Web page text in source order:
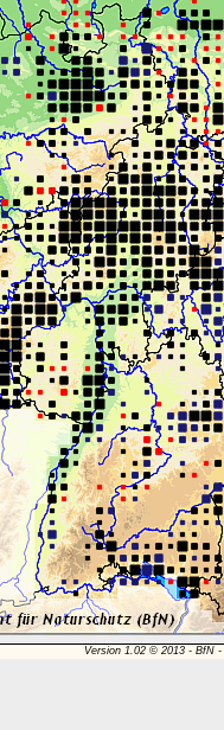
Version 1.02 © 2013 - BfN -